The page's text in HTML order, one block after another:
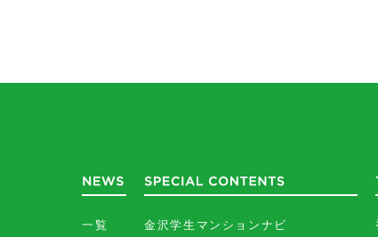
一覧
金沢学生マンションナビ